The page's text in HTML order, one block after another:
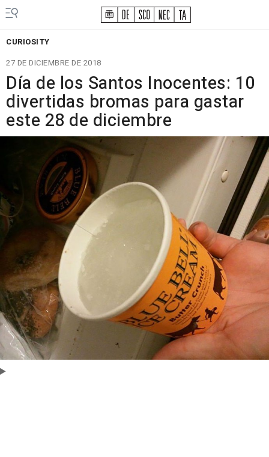
CURIOSITY
27 DE DICIEMBRE DE 2018
Día de los Santos Inocentes: 10
divertidas bromas para gastar
este 28 de diciembre